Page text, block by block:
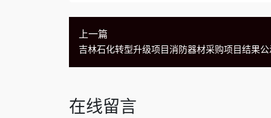
上一篇
吉林石化转型升级项目消防器材采购项目结果公
在线留言